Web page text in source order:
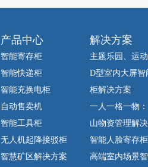
产品中心
智能寄存柜
智能快递柜
智能充换电柜
自动售卖机
智能工具柜
无人机起降接驳柜
智慧矿区解决方案
解决方案
主题乐园、运
D型室内大屏智
柜解决方案
一人一格一物
山物资管理解
智能人脸寄存
高端室内场景